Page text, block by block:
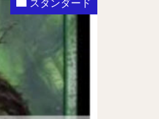
スタンダード